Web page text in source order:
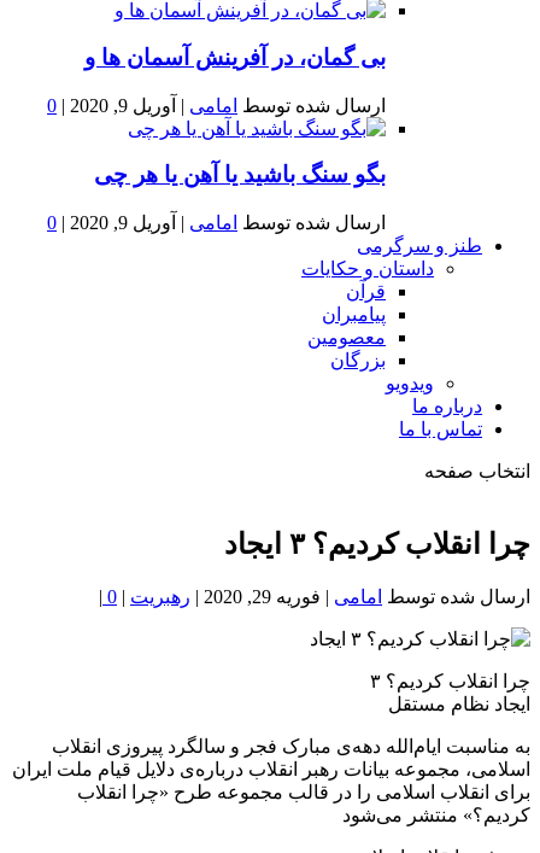
بى گمان، در آفرينش آسمان ها و
ارسال شده توسط امامی | آوریل 9, 2020 |
0
بگو سنگ باشید یا آهن یا هر چی
ارسال شده توسط امامی | آوریل 9, 2020 |
0
طنز و سرگرمی
داستان و حکایات
قرآن
پیامبران
معصومین
بزرگان
ویدویو
درباره ما
تماس با ما
انتخاب صفحه
خون
شمال
️چرا انقلاب کردیم؟ ۳ ایجاد
ارسال شده توسط امامی | فوریه 29, 2020 | رهبریت |
0
|
️چرا انقلاب کردیم؟ ۳
ایجاد نظام مستقل
️به مناسبت ایام‌‌الله دهه‌ی مبارک فجر و سالگرد پیروزی انقلاب
اسلامی، مجموعه بیانات رهبر انقلاب درباره‌ی دلایل قیام ملت ایران
برای انقلاب اسلامی را در قالب مجموعه طرح «چرا انقلاب
کردیم؟» منتشر می‌شود